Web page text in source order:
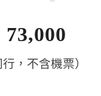
行，不含機票）